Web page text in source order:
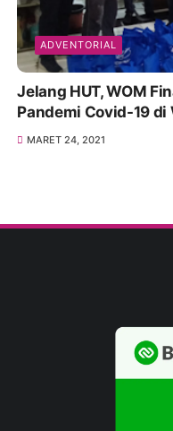
ADVENTORIAL
Jelang HUT, WOM
Pandemi Covid-19 di
MARET 24, 2021